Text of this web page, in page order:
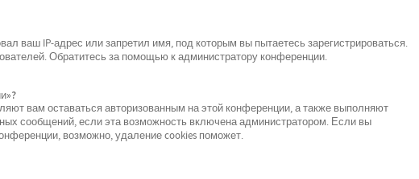
ваш IP-адрес или запретил имя, под которым вы пытаетесь зарегистрироваться.
Обратитесь за помощью к администратору конференции.
вам оставаться авторизованным на этой конференции, а также выполняют
сообщений, если эта возможность включена администратором. Если вы
возможно, удаление cookies поможет.